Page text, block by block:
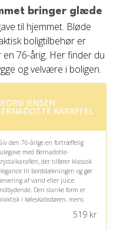
Fremragende Trustpilot rating
4.6 ud af 5bringer glæde
til hjemmet. Bløde
boligtilbehør er
76-årig. Her finder du
og velvære i boligen.
JENSEN
KARAFFEL
den 76-årige en fortræffelig
med Bernadotte-
der tilfører klassisk
til borddækningen og gør
af vand eller juice
Den slanke form er
i køleskabsdøren, mens
ved hyggelige sammenkomster.519kr